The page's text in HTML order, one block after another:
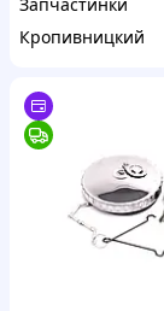
Кропивницкий